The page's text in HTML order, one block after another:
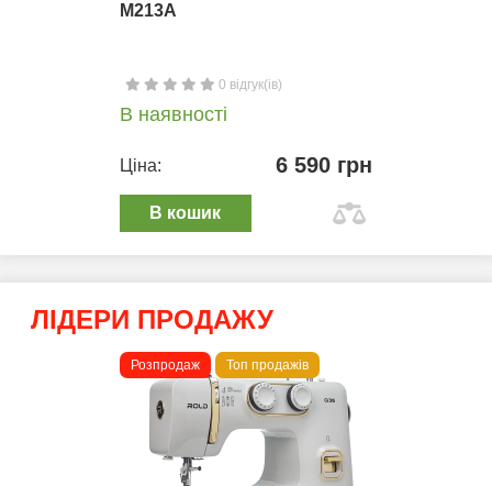
M213A
0 відгук(ів)
В наявності
Ціна: 6 590 грн
В кошик
ЛІДЕРИ ПРОДАЖУ
Розпродаж Топ продажів